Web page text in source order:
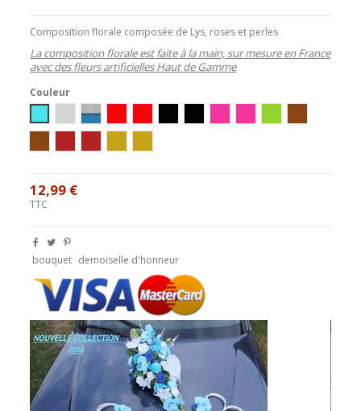
Composition florale composée de Lys, roses et perles
La composition florale est faite à la main, sur mesure en France
avec des fleurs artificielles Haut de Gamme
Couleur
Ivoire / Turquoise
Blanc/Argent
Blanc/Turquoise
12,99 €
TTC
bouquet demoiselle d'honneur